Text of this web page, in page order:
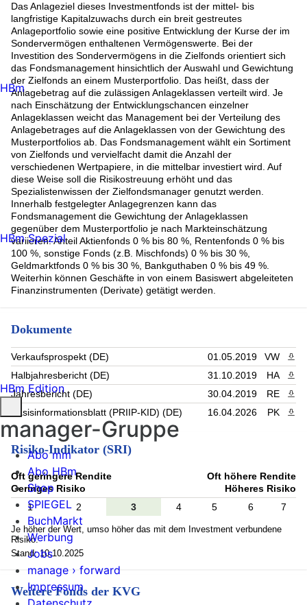
Das Anlageziel dieses Investmentfonds ist der mittel- bis
langfristige Kapitalzuwachs durch ein breit gestreutes
Anlageportfolio sowie eine positive Entwicklung der Kurse der im
Sondervermögen enthaltenen Vermögenswerte. Bei der
Investition des Sondervermögens in die Zielfonds orientiert sich
das Fondsmanagement hinsichtlich der Auswahl und Gewichtung
der Zielfonds an einem Musterportfolio. Das heißt, dass der
Anlagebetrag auf die zulässigen Anlageklassen verteilt wird. Je
nach Einschätzung der Entwicklungschancen einzelner
Anlageklassen weicht das Management bei der Verteilung des
Anlagebetrages auf die Anlageklassen von der Gewichtung des
Musterportfolios ab. Das Fondsmanagement wählt ein Sortiment
von Zielfonds und vervielfacht damit die Anzahl der
verschiedenen Wertpapiere, in die mittelbar investiert wird. Auf
diese Weise soll die Risikostreuung erhöht und das
Spezialistenwissen der Zielfondsmanager genutzt werden.
Innerhalb festgelegter Anlagegrenzen kann das
Fondsmanagement die Gewichtung der Anlageklassen
gegenüber dem Musterportfolio je nach Markteinschätzung
variieren: Anteil Aktienfonds 0 % bis 80 %, Rentenfonds 0 % bis
100 %, sonstige Fonds (z.B. Mischfonds) 0 % bis 30 %,
Geldmarktfonds 0 % bis 30 %, Bankguthaben 0 % bis 49 %.
Weiterhin können Geschäfte in von einem Basiswert abgeleiteten
Finanzinstrumenten (Derivate) getätigt werden.
Dokumente
Verkaufsprospekt (DE) 01.05.2019 VW
Halbjahresbericht (DE)
31.10.2019 HA
Jahresbericht (DE)
30.04.2019 RE
Basisinformationsblatt (PRIIP-KID) (DE)
16.04.2026 PK
Risiko-Indikator (SRI)
Oft geringere Rendite
Geringes Risiko
Oft höhere Rendite
Höheres Risiko
1
2 3 4 5 6 7
Je höher der Wert, umso höher das mit dem Investment verbundene
Risiko.
Stand: 10.10.2025
Weitere Fonds der KVG
HBm
HBm Spezial
HBm Edition
manager-Gruppe
Abo mm
Abo HBm
Shop
SPIEGEL
BuchMarkt
Werbung
Jobs
manage › forward
Impressum